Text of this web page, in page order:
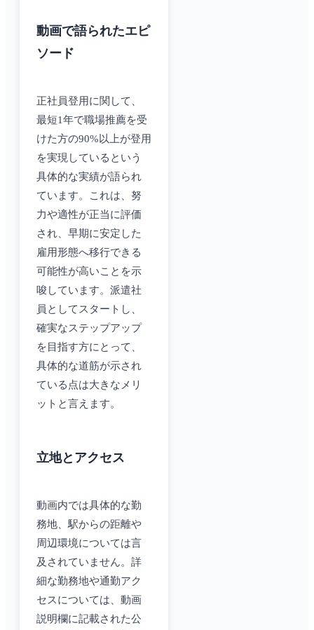
動画で語られたエピ
ソード
正社員登用に関して、
最短1年で職場推薦を受
けた方の90%以上が登用
を実現しているという
具体的な実績が語られ
ています。これは、努
力や適性が正当に評価
され、早期に安定した
雇用形態へ移行できる
可能性が高いことを示
唆しています。派遣社
員としてスタートし、
確実なステップアップ
を目指す方にとって、
具体的な道筋が示され
ている点は大きなメリ
ットと言えます。
立地とアクセス
動画内では具体的な勤
務地、駅からの距離や
周辺環境については言
及されていません。詳
細な勤務地や通勤アク
セスについては、動画
説明欄に記載された公